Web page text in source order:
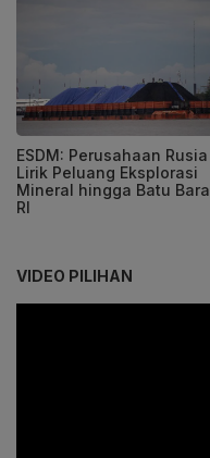
ESDM: Perusahaan Rusia
Lirik Peluang Eksplorasi
Mineral hingga Batu Bara
RI
VIDEO PILIHAN